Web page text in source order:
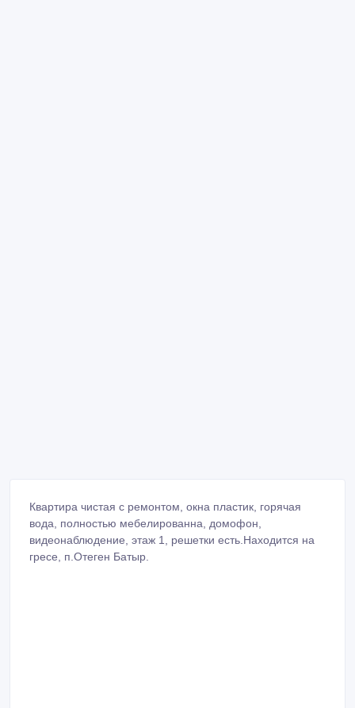
Квартира чистая с ремонтом, окна пластик, горячая
вода, полностью мебелированна, домофон,
видеонаблюдение, этаж 1, решетки есть.Находится на
гресе, п.Отеген Батыр.